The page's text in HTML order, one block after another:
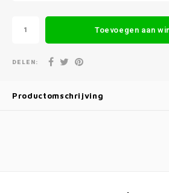
Toevoegen aan
DELEN:
Productomschrijving